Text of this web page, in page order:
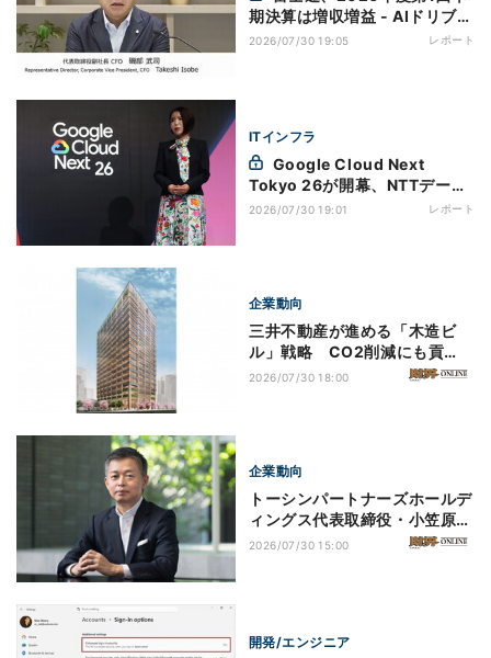
期決算は増収増益 - AIドリブン
デリバリで利益率改善
2026/07/30 19:05 レポート
ITインフラ
Tokyo 26が開幕、NTTデータ
とSOMPOの事例も紹介
2026/07/30 19:01 レポート
企業動向
三井不動産が進める「木造ビ
ル」戦略 CO2削減にも貢
献、「日本橋に森をつく
2026/07/30 18:00
企業動向
トーシンパートナーズホールデ
ィングス代表取締役・小笠原一
義が語る「長期で顧客に伴走し
2026/07/30 15:00
開発/エンジニア